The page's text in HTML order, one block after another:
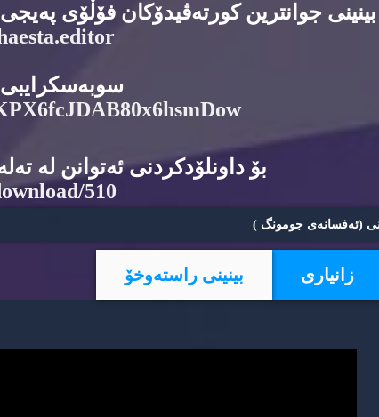
بینینی جوانترین كورته‌ڤیدۆكان فۆڵۆی
سوبه‌سكرایبی
بۆ داونلۆدكردنی ئه‌توانن له‌
510
(ئه‌فسانه‌ی جومونگ )
زانیاری بینینی راسته‌وخۆ